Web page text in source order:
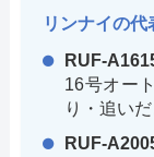
リンナイの
RUF-
16号オー
り・追い
RUF-